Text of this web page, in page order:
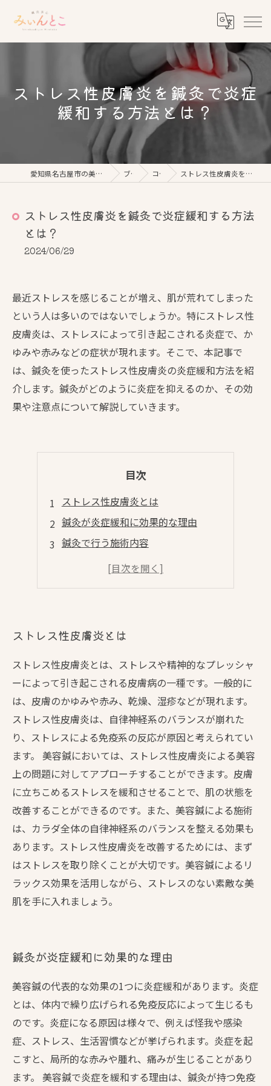
ストレス性皮膚炎を鍼灸で炎症
緩和する方法とは？
愛知県名古屋市の美容鍼なら鍼灸美心みぃんとこ ブログ コラム ストレス性皮膚炎を鍼灸で炎症緩和する方法とは？
ストレス性皮膚炎を鍼灸で炎症緩和する方法
とは？
2024/06/29
最近ストレスを感じることが増え、肌が荒れてしまった
という人は多いのではないでしょうか。特にストレス性
皮膚炎は、ストレスによって引き起こされる炎症で、か
ゆみや赤みなどの症状が現れます。そこで、本記事で
は、鍼灸を使ったストレス性皮膚炎の炎症緩和方法を紹
介します。鍼灸がどのように炎症を抑えるのか、その効
果や注意点について解説していきます。
目次
ストレス性皮膚炎とは
鍼灸が炎症緩和に効果的な理由
鍼灸で行う施術内容
注意点と予防方法
ストレス性皮膚炎とは
ストレス性皮膚炎とは、ストレスや精神的なプレッシャ
ーによって引き起こされる皮膚病の一種です。一般的に
は、皮膚のかゆみや赤み、乾燥、湿疹などが現れます。
ストレス性皮膚炎は、自律神経系のバランスが崩れた
り、ストレスによる免疫系の反応が原因と考えられてい
ます。 美容鍼においては、ストレス性皮膚炎による美容
上の問題に対してアプローチすることができます。皮膚
に立ちこめるストレスを緩和させることで、肌の状態を
改善することができるのです。また、美容鍼による施術
は、カラダ全体の自律神経系のバランスを整える効果も
あります。ストレス性皮膚炎を改善するためには、まず
はストレスを取り除くことが大切です。美容鍼によるリ
ラックス効果を活用しながら、ストレスのない素敵な美
肌を手に入れましょう。
鍼灸が炎症緩和に効果的な理由
美容鍼の代表的な効果の1つに炎症緩和があります。炎症
とは、体内で繰り広げられる免疫反応によって生じるも
のです。炎症になる原因は様々で、例えば怪我や感染
症、ストレス、生活習慣などが挙げられます。炎症を起
こすと、局所的な赤みや腫れ、痛みが生じることがあり
ます。 美容鍼で炎症を緩和する理由は、鍼灸が持つ免疫